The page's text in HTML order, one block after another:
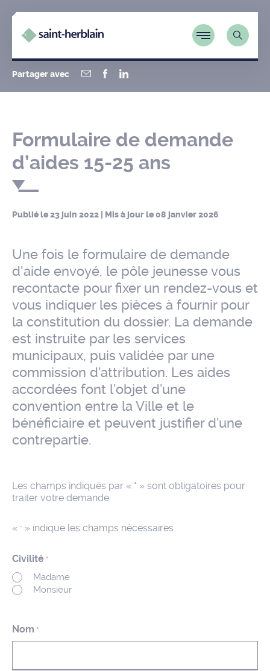
Partager avec
Formulaire de demande
d’aides 15-25 ans
Publié le23 juin 2022 | Mis à jour le08 janvier 2026
Une fois le formulaire de demande
d'aide envoyé, le pôle jeunesse vous
recontacte pour fixer un rendez-vous et
vous indiquer les pièces à fournir pour
la constitution du dossier. La demande
est instruite par les services
municipaux, puis validée par une
commission d’attribution. Les aides
accordées font l’objet d’une
convention entre la Ville et le
bénéficiaire et peuvent justifier d’une
contrepartie.
Les champs indiqués par « * » sont obligatoires pour
traiter votre demande.
« * » indique les champs nécessaires
Civilité *
Madame
Monsieur
Nom *